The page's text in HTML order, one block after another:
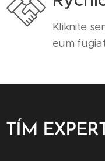
Kliknite
eum
TÍM